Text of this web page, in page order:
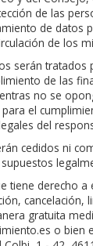
de las
de datos
de los
serán tratados
de las
no se
el
del
cedidos ni
tiene derecho a
cancelación,
gratuita
o bien